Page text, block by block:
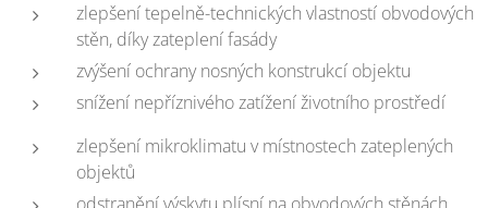
zlepšení tepelně-technických vlastností obvodových
stěn, díky zateplení fasády
zvýšení ochrany nosných konstrukcí objektu
snížení nepříznivého zatížení životního prostředí
zlepšení mikroklimatu v místnostech zateplených
objektů